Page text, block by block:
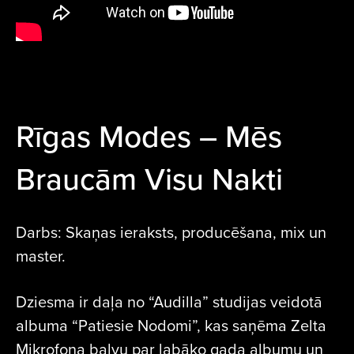
Rīgas Modes – Mēs
Braucām Visu Nakti
Darbs: Skaņas ieraksts, producēšana, mix un
master.
Dziesma ir daļa no “Audilla” studijas veidotā
albuma “Patiesie Nodomi”, kas saņēma Zelta
Mikrofona balvu par labāko gada albumu un